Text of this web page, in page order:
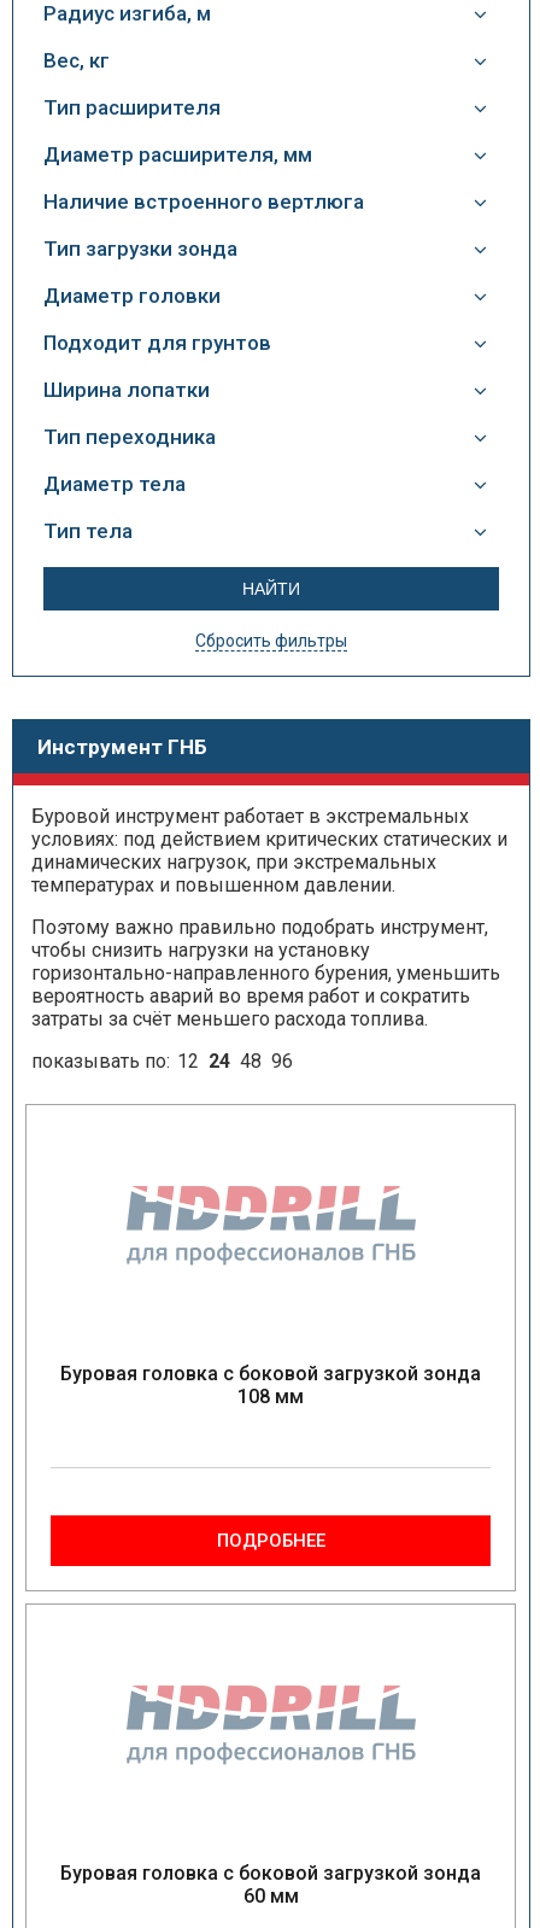
Радиус изгиба, м
Вес, кг
Тип расширителя
Диаметр расширителя, мм
Наличие встроенного вертлюга
Тип загрузки зонда
Диаметр головки
Подходит для грунтов
Ширина лопатки
Тип переходника
Диаметр тела
Тип тела
Сбросить фильтры
Инструмент ГНБ
Буровой инструмент работает в экстремальных
условиях: под действием критических статических и
динамических нагрузок, при экстремальных
температурах и повышенном давлении.
Поэтому важно правильно подобрать инструмент,
чтобы снизить нагрузки на установку
горизонтально-направленного бурения, уменьшить
вероятность аварий во время работ и сократить
затраты за счёт меньшего расхода топлива.
показывать по: 12 24 48 96
Буровая головка с боковой загрузкой зонда
108 мм
ПОДРОБНЕЕ
Буровая головка с боковой загрузкой зонда
60 мм